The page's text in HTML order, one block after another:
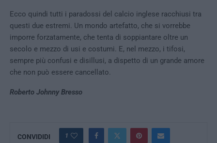
Ecco quindi tutti i paradossi del calcio inglese racchiusi tra
questi due estremi. Un mondo artefatto, che si vorrebbe
imporre forzatamente, che tenta di soppiantare oltre un
secolo e mezzo di usi e costumi. E, nel mezzo, i tifosi,
sempre più confusi e disillusi, a dispetto di un grande amore
che non può essere cancellato.
Roberto Johnny Bresso
CONVIDIDI 1